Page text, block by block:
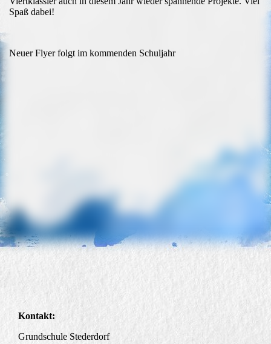
Spaß dabei!
Neuer Flyer folgt im kommenden Schuljahr
Kontakt:
Grundschule Stederdorf